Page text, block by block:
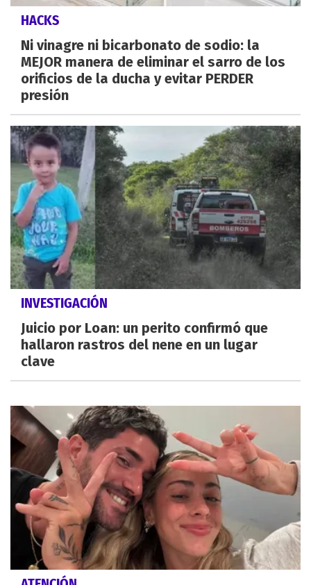
HACKS
Ni vinagre ni bicarbonato de sodio: la
MEJOR manera de eliminar el sarro de los
orificios de la ducha y evitar PERDER
presión
INVESTIGACIÓN
Juicio por Loan: un perito confirmó que
hallaron rastros del nene en un lugar
clave